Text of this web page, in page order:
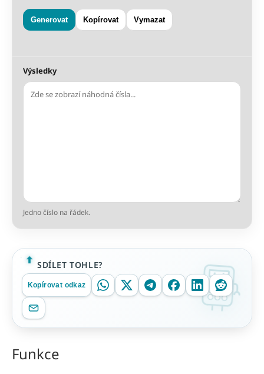
Generovat Kopírovat Vymazat
Výsledky
Jedno číslo na řádek.
SDÍLET TOHLE?
Kopírovat odkaz
Funkce